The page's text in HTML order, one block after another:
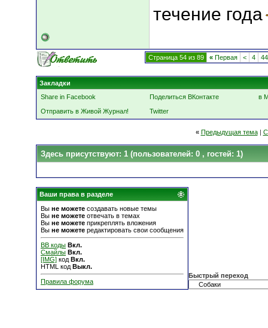
течение года
Страница 54 из 89 « Первая < 4 44
Закладки
Share in Facebook
Поделиться ВКонтакте
в
Отправить в Живой Журнал!
Twitter
« Предыдущая тема|
Здесь присутствуют: 1 (пользователей: 0 , гостей: 1)
Ваши права в разделе
Вы не можете создавать новые темы
Вы не можете отвечать в темах
Вы не можете прикреплять вложения
Вы не можете редактировать свои сообщения
BB коды Вкл.
Смайлы Вкл.
[IMG] код Вкл.
HTML код Выкл.
Правила форума
Быстрый переход